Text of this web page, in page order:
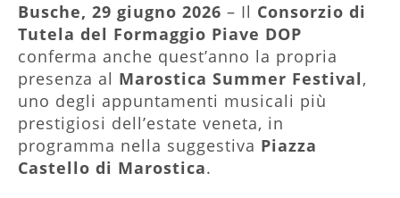
Busche, 29 giugno 2026 – Il Consorzio di
Tutela del Formaggio Piave DOP
conferma anche quest’anno la propria
presenza al Marostica Summer Festival,
uno degli appuntamenti musicali più
prestigiosi dell’estate veneta, in
programma nella suggestiva Piazza
Castello di Marostica.